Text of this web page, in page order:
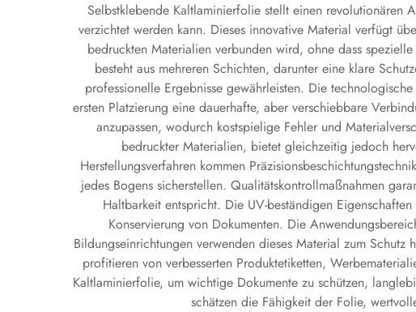
Selbstklebende Kaltlaminierfolie stellt einen revolutionären
verzichtet werden kann. Dieses innovative Material verfügt
bedruckten Materialien verbunden wird, ohne dass
besteht aus mehreren Schichten, darunter eine klare
professionelle Ergebnisse gewährleisten. Die
ersten Platzierung eine dauerhafte, aber verschiebbare
anzupassen, wodurch kostspielige Fehler und
bedruckter Materialien, bietet gleichzeitig jedoch
Herstellungsverfahren kommen
jedes Bogens sicherstellen. Qualitätskontrollmaßnahmen
Haltbarkeit entspricht. Die UV-beständigen
Konservierung von Dokumenten. Die
Bildungseinrichtungen verwenden dieses Material zum Schutz
profitieren von verbesserten Produktetiketten,
Kaltlaminierfolie, um wichtige Dokumente zu schützen,
schätzen die Fähigkeit der Folie,